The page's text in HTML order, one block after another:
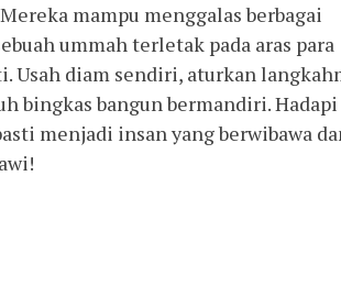
mampu menggalas berbagai
ummah terletak pada aras para
Usah diam sendiri, aturkan
bingkas bangun bermandiri. Hadapi
menjadi insan yang berwibawa